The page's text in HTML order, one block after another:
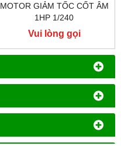
MOTOR GIẢM TỐC CỐT ÂM
1HP 1/240
Vui lòng gọi